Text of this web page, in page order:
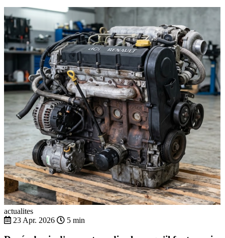
actualites
23 Apr. 2026
5 min